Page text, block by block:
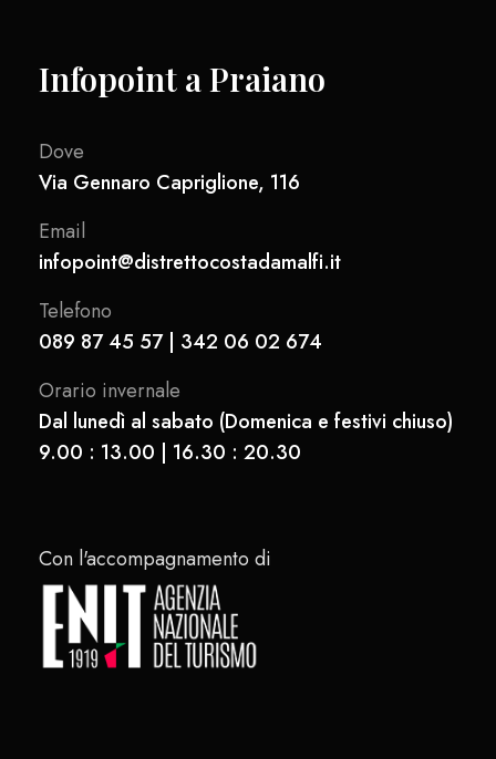
Infopoint a Praiano
Dove
Via Gennaro Capriglione, 116
Email
infopoint@distrettocostadamalfi.it
Telefono
089 87 45 57 | 342 06 02 674
Orario invernale
Dal lunedì al sabato (Domenica e festivi chiuso)
9.00 : 13.00 | 16.30 : 20.30
Con l'accompagnamento di